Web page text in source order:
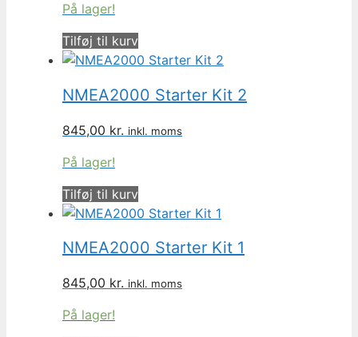
På lager!
Tilføj til kurv
NMEA2000 Starter Kit 2
845,00 kr. inkl. moms
På lager!
Tilføj til kurv
NMEA2000 Starter Kit 1
845,00 kr. inkl. moms
På lager!